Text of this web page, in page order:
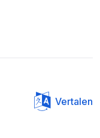
Vertalen